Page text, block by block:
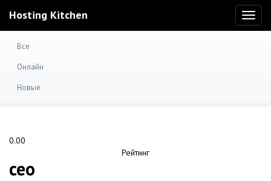
Hosting Kitchen
Все
Онлайн
Новые
0.00
Рейтинг
ceo